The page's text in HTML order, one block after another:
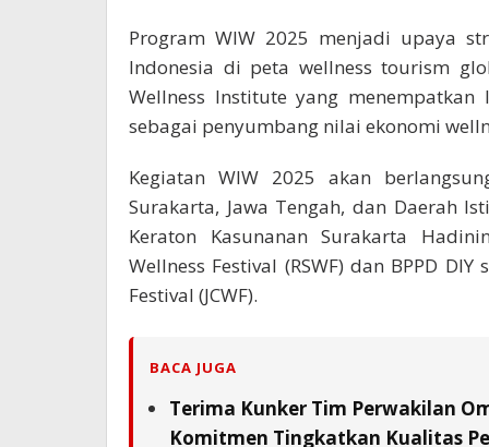
Program WIW 2025 menjadi upaya
Indonesia di peta wellness tourism
Wellness Institute yang
sebagai penyumbang nilai ekonomi
Kegiatan WIW 2025 akan
Surakarta, Jawa Tengah, dan Daerah
Keraton Kasunanan Surakarta
Wellness Festival (RSWF) dan BPPD
Festival (JCWF).
BACA JUGA
Terima Kunker Tim Perwakilan
Komitmen Tingkatkan Kualitas